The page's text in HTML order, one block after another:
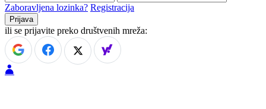
Zaboravljena lozinka? Registracija
ili se prijavite preko društvenih mreža: